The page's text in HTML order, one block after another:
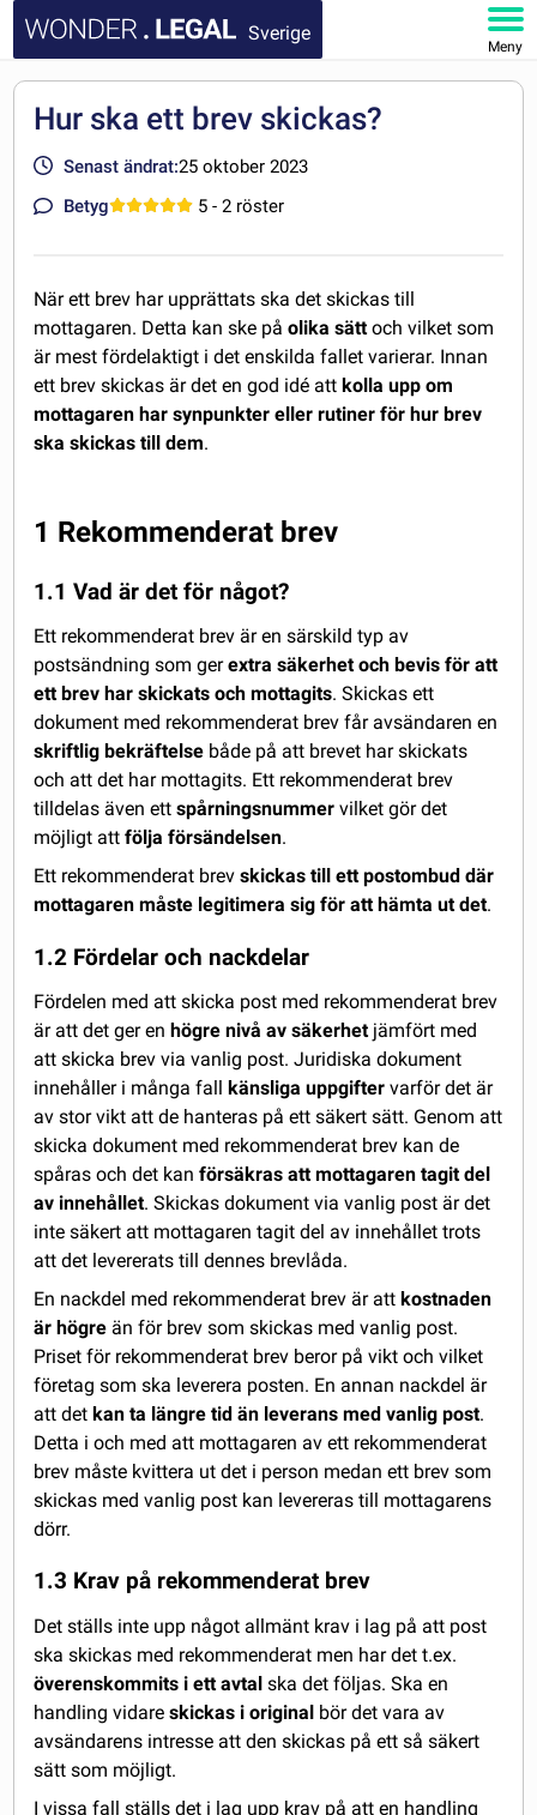
Sverige
Meny
DOKUMENT
FAQ
Hur ska ett brev skickas?
Senast ändrat:25 oktober 2023
Betyg
5 - 2 röster
När ett brev har upprättats ska det skickas till
mottagaren. Detta kan ske påolika sättoch vilket som
är mest fördelaktigt i det enskilda fallet varierar. Innan
ett brev skickas är det en god idé attkolla upp om
mottagaren har synpunkter eller rutiner för hur brev
ska skickas till dem.
1 Rekommenderat brev
1.1 Vad är det för något?
Ett rekommenderat brev är en särskild typ av
postsändning som gerextra säkerhet och bevis för att
ett brev har skickats och mottagits. Skickas ett
dokument med rekommenderat brev får avsändaren en
skriftlig bekräftelse både på att brevet har skickats
och att det har mottagits. Ett rekommenderat brev
tilldelas även ettspårningsnummer vilket gör det
möjligt attfölja försändelsen.
Ett rekommenderat brevskickas till ett postombud där
mottagaren måste legitimera sig för att hämta ut det.
1.2 Fördelar och nackdelar
Fördelen med att skicka post med rekommenderat brev
är att det ger enhögre nivå av säkerhetjämfört med
att skicka brev via vanlig post. Juridiska dokument
innehåller i många fallkänsliga uppgiftervarför det är
av stor vikt att de hanteras på ett säkert sätt. Genom att
skicka dokument med rekommenderat brev kan de
spåras och det kanförsäkras att mottagaren tagit del
av innehållet. Skickas dokument via vanlig post är det
inte säkert att mottagaren tagit del av innehållet trots
att det levererats till dennes brevlåda.
En nackdel med rekommenderat brev är attkostnaden
är högre än för brev som skickas med vanlig post.
Priset för rekommenderat brev beror på vikt och vilket
företag som ska leverera posten. En annan nackdel är
att detkan ta längre tid än leverans med vanlig post.
Detta i och med att mottagaren av ett rekommenderat
brev måste kvittera ut det i person medan ett brev som
skickas med vanlig post kan levereras till mottagarens
dörr.
1.3 Krav på rekommenderat brev
Det ställs inte upp något allmänt krav i lag på att post
ska skickas med rekommenderat men har det t.ex.
överenskommits i ett avtalska det följas. Ska en
handling vidareskickas i original bör det vara av
avsändarens intresse att den skickas på ett så säkert
sätt som möjligt.
I vissa fall ställs det i lag upp krav på att en handling